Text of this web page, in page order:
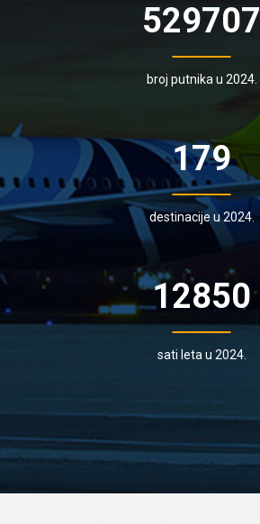
529707
broj putnika u 2024.
179
destinacije u 2024.
12850
sati leta u 2024.